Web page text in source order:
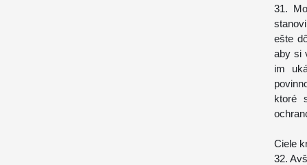
31.
ešte
aby si
im
ktoré
Ciele
32.